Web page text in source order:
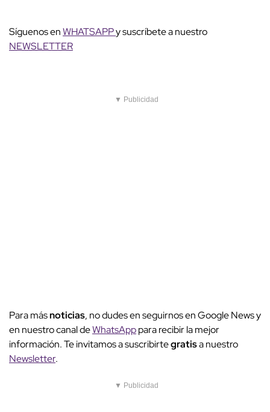
Síguenos enWHATSAPPy suscríbete a nuestro
NEWSLETTER
▼ Publicidad
Para másnoticias, no dudes en seguirnos en Google News y
en nuestro canal deWhatsApppara recibir la mejor
información. Te invitamos a suscribirtegratisa nuestro
Newsletter.
▼ Publicidad